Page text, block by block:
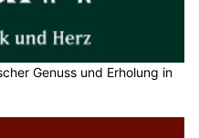
Genuss und Erholung in